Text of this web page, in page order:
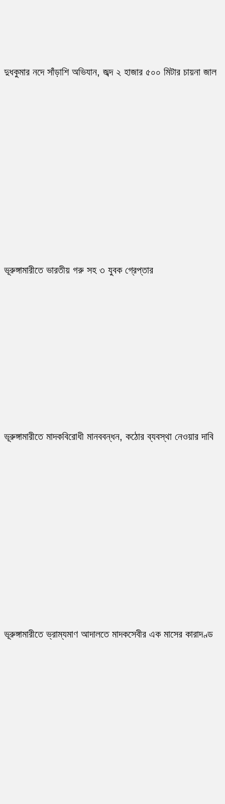
দুধকুমার নদে সাঁড়াশি অভিযান, জব্দ ২ হাজার ৫০০ মিটার চায়না জাল
ভূরুঙ্গামারীতে ভারতীয় গরু সহ ৩ যুবক গ্রেপ্তার
ভূরুঙ্গামারীতে মাদকবিরোধী মানববন্ধন, কঠোর ব্যবস্থা নেওয়ার দাবি
ভূরুঙ্গামারীতে ভ্রাম্যমাণ আদালতে মাদকসেবীর এক মাসের কারাদণ্ড